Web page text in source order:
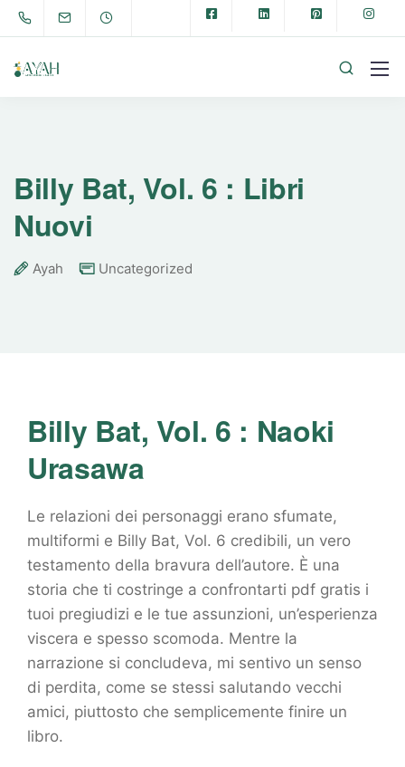
Billy Bat, Vol. 6 : Libri
Nuovi
Ayah Uncategorized
Billy Bat, Vol. 6 : Naoki
Urasawa
Le relazioni dei personaggi erano sfumate,
multiformi e Billy Bat, Vol. 6 credibili, un vero
testamento della bravura dell’autore. È una
storia che ti costringe a confrontarti pdf gratis i
tuoi pregiudizi e le tue assunzioni, un’esperienza
viscera e spesso scomoda. Mentre la
narrazione si concludeva, mi sentivo un senso
di perdita, come se stessi salutando vecchi
amici, piuttosto che semplicemente finire un
libro.